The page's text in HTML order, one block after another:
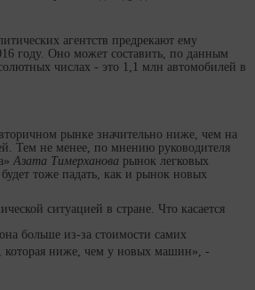
агентств предрекают ему
году. Оно может составить, по данным
числах - это 1,1 млн автомобилей в
рынке значительно ниже, чем на
Тем не менее, по мнению руководителя
Азата Тимерханова рынок легковых
тоже падать, как и рынок новых
ситуацией в стране. Что касается
больше из-за стоимости самих
которая ниже, чем у новых машин», -